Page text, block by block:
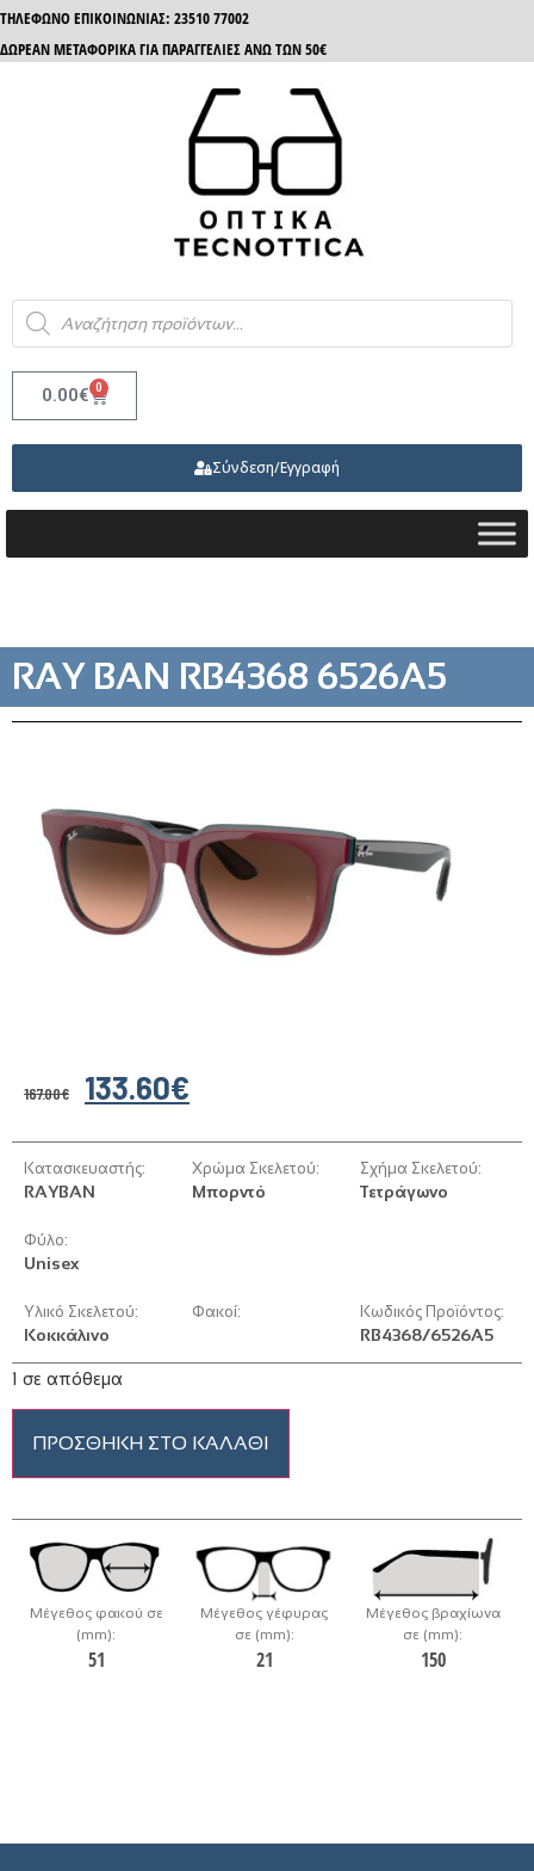
ΤΗΛΈΦΩΝΟ ΕΠΙΚΟΙΝΩΝΊΑΣ: 23510 77002
ΔΩΡΕΑΝ ΜΕΤΑΦΟΡΙΚΑ ΓΙΑ ΠΑΡΑΓΓΕΛΙΕΣ ΑΝΩ ΤΩΝ 50€
0.00€ 0
Σύνδεση/Εγγραφή
RAY BAN RB4368 6526A5
167.00€ 133.60€
Κατασκευαστής:
RAYBAN
Χρώμα Σκελετού:
Μπορντό
Σχήμα Σκελετού:
Τετράγωνο
Φύλο:
Unisex
Υλικό Σκελετού:
Κοκκάλινο
Φακοί: Κωδικός Προϊόντος:
RB4368/6526A5
1 σε απόθεμα
ΠΡΟΣΘΉΚΗ ΣΤΟ ΚΑΛΆΘΙ
Μέγεθος φακού σε
(mm):
51
Μέγεθος γέφυρας
σε (mm):
21
Μέγεθος βραχίωνα
σε (mm):
150